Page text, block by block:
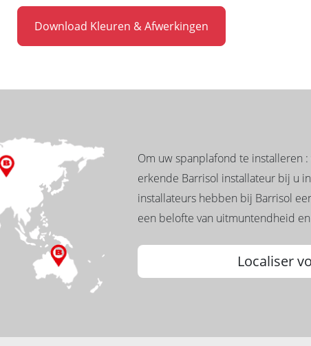
Download Kleuren & Afwerkingen
Om uw spanplafond te installeren
erkende Barrisol installateur bij u
installateurs hebben bij Barrisol
een belofte van uitmuntendheid
Localiser